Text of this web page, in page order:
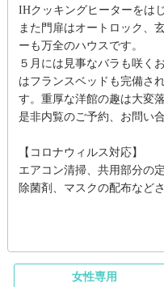
IHクッキングヒーターをは
また門扉はオートロック、
ーも万全のハウスです。
５月には見事なバラも咲く
はフランスベッドも完備さ
す。重厚な洋館の趣は大変
是非内覧のご予約、お問い
【コロナウィルス対応】
エアコン清掃、共用部分の
除菌剤、マスクの配布など
女性専用